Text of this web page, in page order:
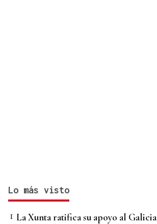
Lo más visto
La Xunta ratifica su apoyo al Galicia